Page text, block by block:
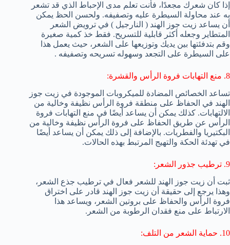
إذا كان شعرك مجعدًا، فأنت تعلم مدى الإحباط الذي قد تشعر
به عند محاولة السيطرة عليه وتصفيفه. ولحسن الحظ يمكن
أن يساعد زيت جوز الهند ( النارجيل ) في ترويض الشعر
المتطاير وجعله أكثر قابلية للتسريح. فقط خذ كمية صغيرة
وقم بتدفئتها بين يديك وتوزيعها على الشعر، حيث يعمل هذا
على السيطرة على التجعد وسهوله تسريحه وتصفيفه .
8. منع التهابات فروة الرأس والقشرة:
تساعد الخصائص المضادة للميكروبات الموجودة في زيت جوز
الهند في الحفاظ على منطقة فروة الرأس نظيفة وخالية من
الالتهابات. كذلك يمكن أن يساعد أيضًا في منع التهابات فروة
الرأس عن طريق الحفاظ على فروة الرأس نظيفة وخالية من
البكتيريا والفطريات. بالإضافة إلى ذلك يمكن أن يساعد أيضًا
في تهدئة الحكة والتهيج المرتبط بهذه الحالات.
9. ترطيب جذور الشعر:
ثبت أن زيت جوز الهند للشعر فعال في ترطيب جذع الشعر،
وهذا يرجع إلى حقيقة أن زيت جوز الهند قادر على اختراق
فروة الرأس والحفاظ على بروتين الشعر، ويساعد هذا
الارتباط على منع فقدان الرطوبة من الشعر.
10. حماية الشعر من التلف: